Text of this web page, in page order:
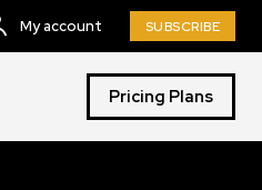
My account SUBSCRIBE
Pricing Plans